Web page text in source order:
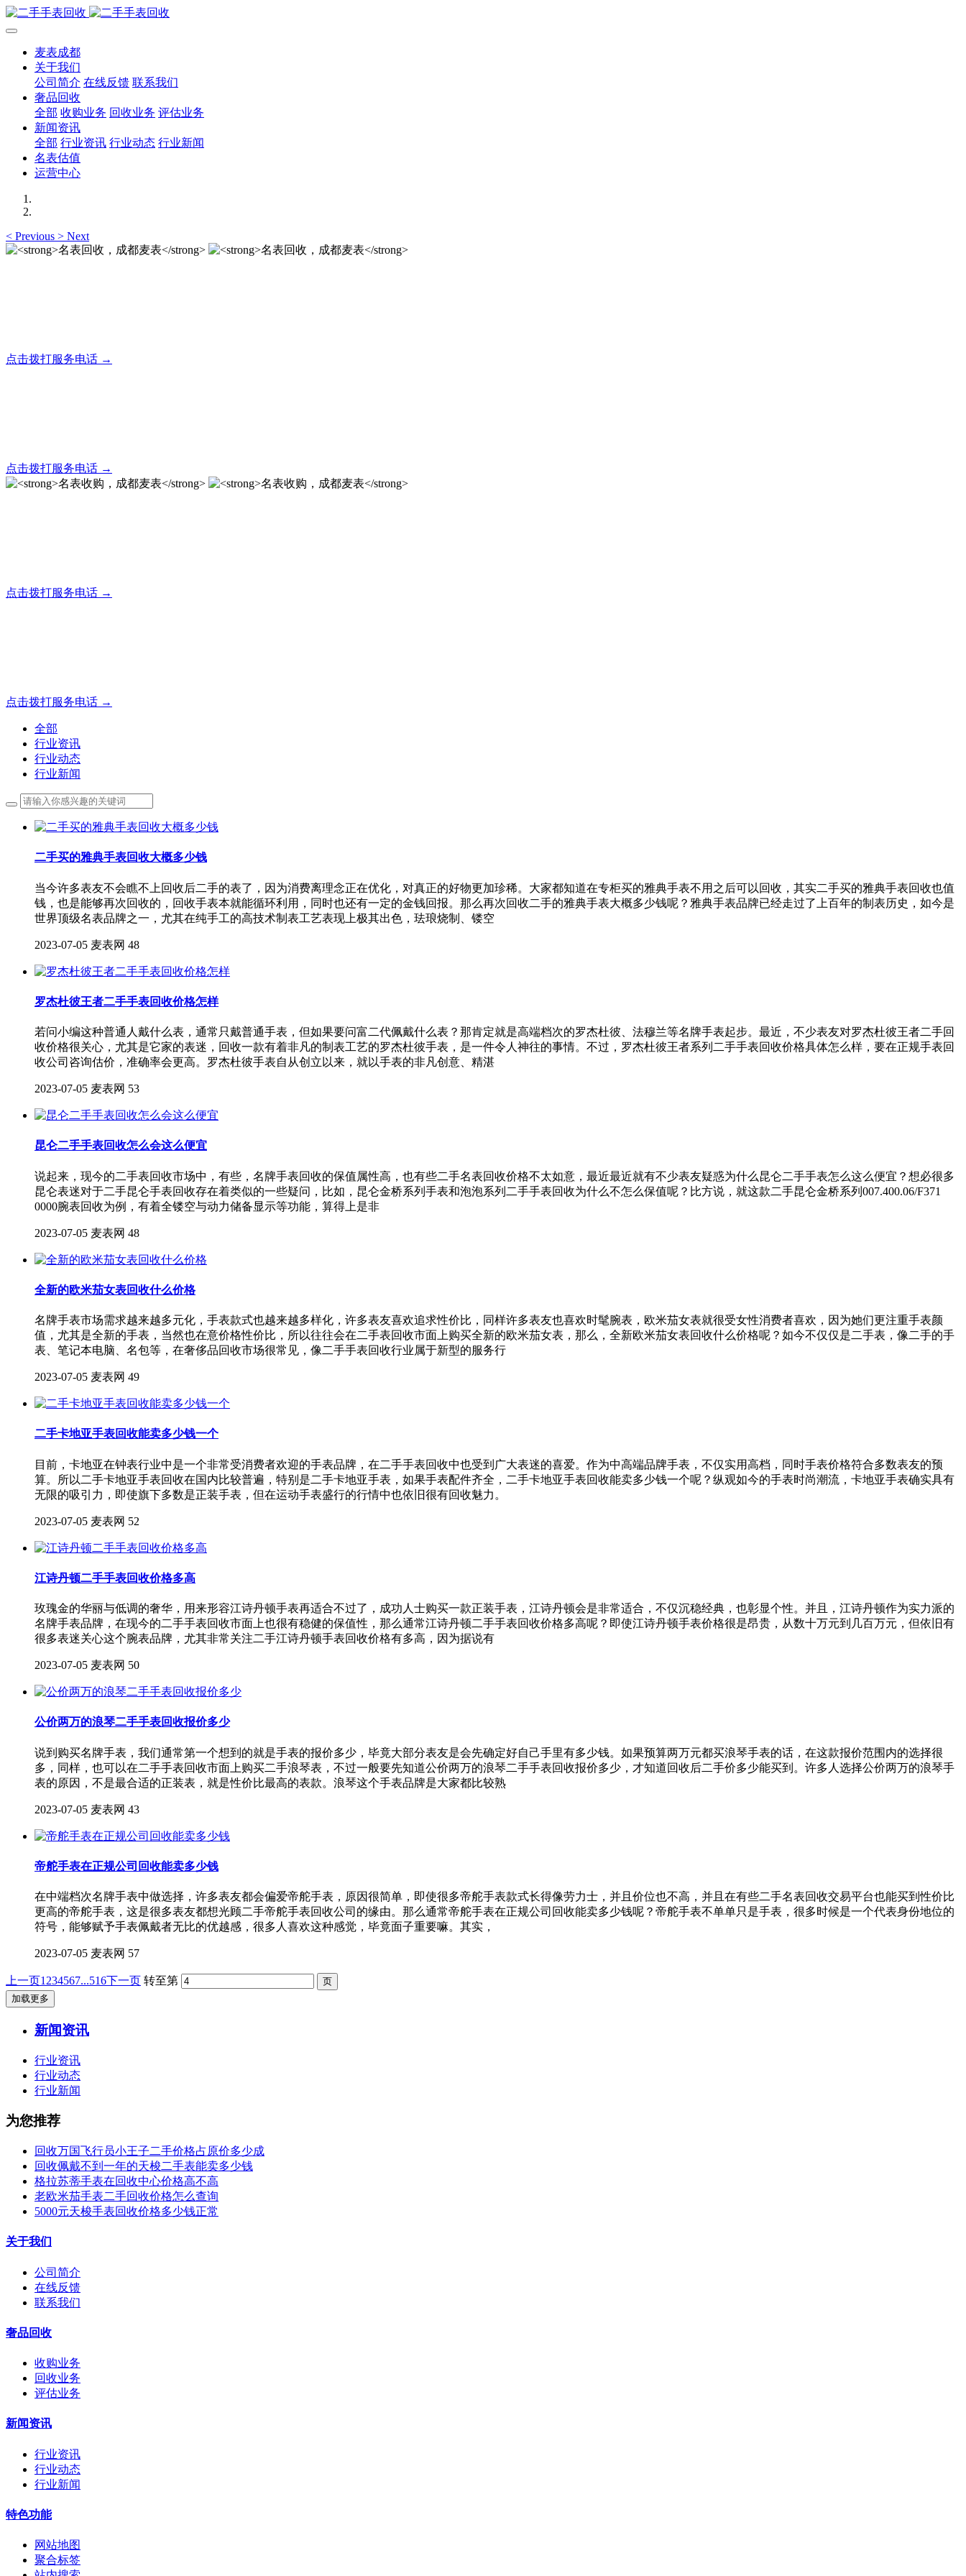
麦表成都
关于我们
公司简介 在线反馈 联系我们
奢品回收
全部 收购业务 回收业务 评估业务
新闻资讯
全部 行业资讯 行业动态 行业新闻
名表估值
运营中心
< Previous > Next
点击拨打服务电话 →
点击拨打服务电话 →
点击拨打服务电话 →
点击拨打服务电话 →
全部
行业资讯
行业动态
行业新闻
二手买的雅典手表回收大概多少钱
当今许多表友不会瞧不上回收后二手的表了，因为消费离理念正在优化，对真正的好物更加珍稀。大家都知道在专柜买的雅典手表不用之后可以回收，其实二手买的雅典手表回收也值
钱，也是能够再次回收的，回收手表本就能循环利用，同时也还有一定的金钱回报。那么再次回收二手的雅典手表大概多少钱呢？雅典手表品牌已经走过了上百年的制表历史，如今是
世界顶级名表品牌之一，尤其在纯手工的高技术制表工艺表现上极其出色，珐琅烧制、镂空
2023-07-05 麦表网 48
罗杰杜彼王者二手手表回收价格怎样
若问小编这种普通人戴什么表，通常只戴普通手表，但如果要问富二代佩戴什么表？那肯定就是高端档次的罗杰杜彼、法穆兰等名牌手表起步。最近，不少表友对罗杰杜彼王者二手回
收价格很关心，尤其是它家的表迷，回收一款有着非凡的制表工艺的罗杰杜彼手表，是一件令人神往的事情。不过，罗杰杜彼王者系列二手手表回收价格具体怎么样，要在正规手表回
收公司咨询估价，准确率会更高。罗杰杜彼手表自从创立以来，就以手表的非凡创意、精湛
2023-07-05 麦表网 53
昆仑二手手表回收怎么会这么便宜
说起来，现今的二手表回收市场中，有些，名牌手表回收的保值属性高，也有些二手名表回收价格不太如意，最近最近就有不少表友疑惑为什么昆仑二手手表怎么这么便宜？想必很多
昆仑表迷对于二手昆仑手表回收存在着类似的一些疑问，比如，昆仑金桥系列手表和泡泡系列二手手表回收为什么不怎么保值呢？比方说，就这款二手昆仑金桥系列007.400.06/F371
0000腕表回收为例，有着全镂空与动力储备显示等功能，算得上是非
2023-07-05 麦表网 48
全新的欧米茄女表回收什么价格
名牌手表市场需求越来越多元化，手表款式也越来越多样化，许多表友喜欢追求性价比，同样许多表友也喜欢时髦腕表，欧米茄女表就很受女性消费者喜欢，因为她们更注重手表颜
值，尤其是全新的手表，当然也在意价格性价比，所以往往会在二手表回收市面上购买全新的欧米茄女表，那么，全新欧米茄女表回收什么价格呢？如今不仅仅是二手表，像二手的手
表、笔记本电脑、名包等，在奢侈品回收市场很常见，像二手手表回收行业属于新型的服务行
2023-07-05 麦表网 49
二手卡地亚手表回收能卖多少钱一个
目前，卡地亚在钟表行业中是一个非常受消费者欢迎的手表品牌，在二手手表回收中也受到广大表迷的喜爱。作为中高端品牌手表，不仅实用高档，同时手表价格符合多数表友的预
算。所以二手卡地亚手表回收在国内比较普遍，特别是二手卡地亚手表，如果手表配件齐全，二手卡地亚手表回收能卖多少钱一个呢？纵观如今的手表时尚潮流，卡地亚手表确实具有
无限的吸引力，即使旗下多数是正装手表，但在运动手表盛行的行情中也依旧很有回收魅力。
2023-07-05 麦表网 52
江诗丹顿二手手表回收价格多高
玫瑰金的华丽与低调的奢华，用来形容江诗丹顿手表再适合不过了，成功人士购买一款正装手表，江诗丹顿会是非常适合，不仅沉稳经典，也彰显个性。并且，江诗丹顿作为实力派的
名牌手表品牌，在现今的二手手表回收市面上也很有稳健的保值性，那么通常江诗丹顿二手手表回收价格多高呢？即使江诗丹顿手表价格很是昂贵，从数十万元到几百万元，但依旧有
很多表迷关心这个腕表品牌，尤其非常关注二手江诗丹顿手表回收价格有多高，因为据说有
2023-07-05 麦表网 50
公价两万的浪琴二手手表回收报价多少
说到购买名牌手表，我们通常第一个想到的就是手表的报价多少，毕竟大部分表友是会先确定好自己手里有多少钱。如果预算两万元都买浪琴手表的话，在这款报价范围内的选择很
多，同样，也可以在二手手表回收市面上购买二手浪琴表，不过一般要先知道公价两万的浪琴二手手表回收报价多少，才知道回收后二手价多少能买到。许多人选择公价两万的浪琴手
表的原因，不是最合适的正装表，就是性价比最高的表款。浪琴这个手表品牌是大家都比较熟
2023-07-05 麦表网 43
帝舵手表在正规公司回收能卖多少钱
在中端档次名牌手表中做选择，许多表友都会偏爱帝舵手表，原因很简单，即使很多帝舵手表款式长得像劳力士，并且价位也不高，并且在有些二手名表回收交易平台也能买到性价比
更高的帝舵手表，这是很多表友都想光顾二手帝舵手表回收公司的缘由。那么通常帝舵手表在正规公司回收能卖多少钱呢？帝舵手表不单单只是手表，很多时候是一个代表身份地位的
符号，能够赋予手表佩戴者无比的优越感，很多人喜欢这种感觉，毕竟面子重要嘛。其实，
2023-07-05 麦表网 57
上一页1 234567...516下一页 转至第
加载更多
新闻资讯
行业资讯
行业动态
行业新闻
为您推荐
回收万国飞行员小王子二手价格占原价多少成
回收佩戴不到一年的天梭二手表能卖多少钱
格拉苏蒂手表在回收中心价格高不高
老欧米茄手表二手回收价格怎么查询
5000元天梭手表回收价格多少钱正常
关于我们
公司简介
在线反馈
联系我们
奢品回收
收购业务
回收业务
评估业务
新闻资讯
行业资讯
行业动态
行业新闻
特色功能
网站地图
聚合标签